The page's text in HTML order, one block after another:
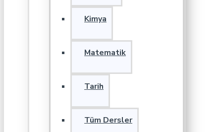
Kimya
Matematik
Tarih
Tüm Dersler